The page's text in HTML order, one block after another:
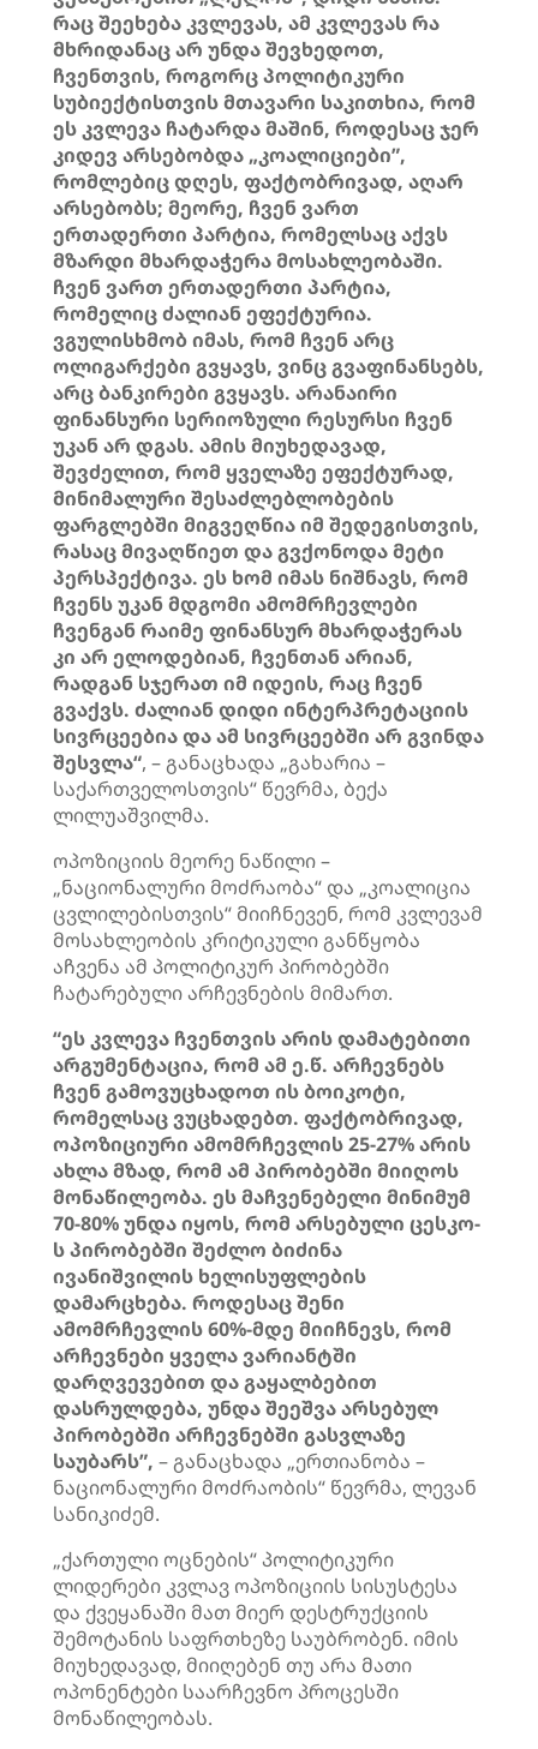
რაც შეეხება კვლევას, ამ კვლევას რა
მხრიდანაც არ უნდა შევხედოთ,
ჩვენთვის, როგორც პოლიტიკური
სუბიექტისთვის მთავარი საკითხია, რომ
ეს კვლევა ჩატარდა მაშინ, როდესაც ჯერ
კიდევ არსებობდა „კოალიციები”,
რომლებიც დღეს, ფაქტობრივად, აღარ
არსებობს; მეორე, ჩვენ ვართ
ერთადერთი პარტია, რომელსაც აქვს
მზარდი მხარდაჭერა მოსახლეობაში.
ჩვენ ვართ ერთადერთი პარტია,
რომელიც ძალიან ეფექტურია.
ვგულისხმობ იმას, რომ ჩვენ არც
ოლიგარქები გვყავს, ვინც გვაფინანსებს,
არც ბანკირები გვყავს. არანაირი
ფინანსური სერიოზული რესურსი ჩვენ
უკან არ დგას. ამის მიუხედავად,
შევძელით, რომ ყველაზე ეფექტურად,
მინიმალური შესაძლებლობების
ფარგლებში მიგვეღწია იმ შედეგისთვის,
რასაც მივაღწიეთ და გვქონოდა მეტი
პერსპექტივა. ეს ხომ იმას ნიშნავს, რომ
ჩვენს უკან მდგომი ამომრჩევლები
ჩვენგან რაიმე ფინანსურ მხარდაჭერას
კი არ ელოდებიან, ჩვენთან არიან,
რადგან სჯერათ იმ იდეის, რაც ჩვენ
გვაქვს. ძალიან დიდი ინტერპრეტაციის
სივრცეებია და ამ სივრცეებში არ გვინდა
შესვლა“, – განაცხადა „გახარია –
საქართველოსთვის“ წევრმა, ბექა
ლილუაშვილმა.
ოპოზიციის მეორე ნაწილი –
„ნაციონალური მოძრაობა“ და „კოალიცია
ცვლილებისთვის“ მიიჩნევენ, რომ კვლევამ
მოსახლეობის კრიტიკული განწყობა
აჩვენა ამ პოლიტიკურ პირობებში
ჩატარებული არჩევნების მიმართ.
“ეს კვლევა ჩვენთვის არის დამატებითი
არგუმენტაცია, რომ ამ ე.წ. არჩევნებს
ჩვენ გამოვუცხადოთ ის ბოიკოტი,
რომელსაც ვუცხადებთ. ფაქტობრივად,
ოპოზიციური ამომრჩევლის 25-27% არის
ახლა მზად, რომ ამ პირობებში მიიღოს
მონაწილეობა. ეს მაჩვენებელი მინიმუმ
70-80% უნდა იყოს, რომ არსებული ცესკო-
ს პირობებში შეძლო ბიძინა
ივანიშვილის ხელისუფლების
დამარცხება. როდესაც შენი
ამომრჩევლის 60%-მდე მიიჩნევს, რომ
არჩევნები ყველა ვარიანტში
დარღვევებით და გაყალბებით
დასრულდება, უნდა შეეშვა არსებულ
პირობებში არჩევნებში გასვლაზე
საუბარს”, – განაცხადა „ერთიანობა –
ნაციონალური მოძრაობის“ წევრმა, ლევან
სანიკიძემ.
„ქართული ოცნების“ პოლიტიკური
ლიდერები კვლავ ოპოზიციის სისუსტესა
და ქვეყანაში მათ მიერ დესტრუქციის
შემოტანის საფრთხეზე საუბრობენ. იმის
მიუხედავად, მიიღებენ თუ არა მათი
ოპონენტები საარჩევნო პროცესში
მონაწილეობას.